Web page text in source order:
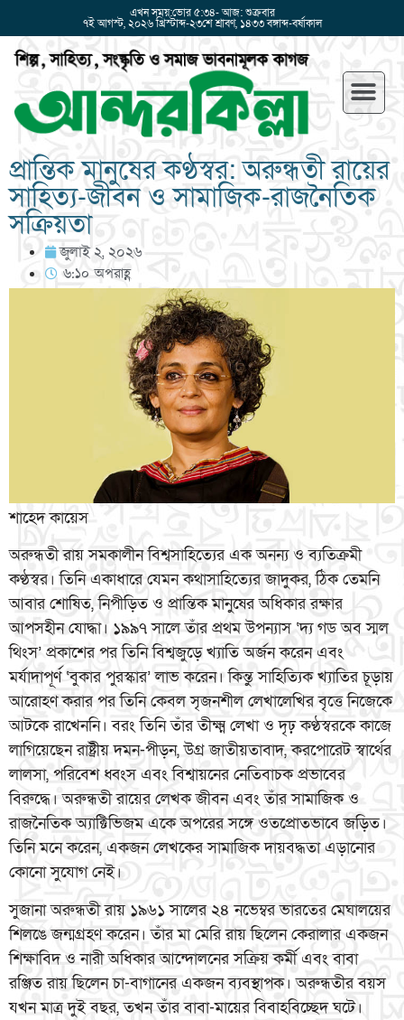
এখন সময়:ভোর ৫:৩৪- আজ: শুক্রবার
৭ই আগস্ট, ২০২৬ খ্রিস্টাব্দ-২৩শে শ্রাবণ, ১৪৩৩ বঙ্গাব্দ-বর্ষাকাল
প্রান্তিক মানুষের কণ্ঠস্বর: অরুন্ধতী রায়ের
সাহিত্য-জীবন ও সামাজিক-রাজনৈতিক
সক্রিয়তা
জুলাই ২, ২০২৬
৬:১০ অপরাহ্ণ
শাহেদ কায়েস
অরুন্ধতী রায় সমকালীন বিশ্বসাহিত্যের এক অনন্য ও ব্যতিক্রমী
কণ্ঠস্বর। তিনি একাধারে যেমন কথাসাহিত্যের জাদুকর, ঠিক তেমনি
আবার শোষিত, নিপীড়িত ও প্রান্তিক মানুষের অধিকার রক্ষার
আপসহীন যোদ্ধা। ১৯৯৭ সালে তাঁর প্রথম উপন্যাস ‘দ্য গড অব স্মল
থিংস’ প্রকাশের পর তিনি বিশ্বজুড়ে খ্যাতি অর্জন করেন এবং
মর্যাদাপূর্ণ ‘বুকার পুরস্কার’ লাভ করেন। কিন্তু সাহিত্যিক খ্যাতির চূড়ায়
আরোহণ করার পর তিনি কেবল সৃজনশীল লেখালেখির বৃত্তে নিজেকে
আটকে রাখেননি। বরং তিনি তাঁর তীক্ষ্ম লেখা ও দৃঢ় কণ্ঠস্বরকে কাজে
লাগিয়েছেন রাষ্ট্রীয় দমন-পীড়ন, উগ্র জাতীয়তাবাদ, করপোরেট স্বার্থের
লালসা, পরিবেশ ধ্বংস এবং বিশ্বায়নের নেতিবাচক প্রভাবের
বিরুদ্ধে। অরুন্ধতী রায়ের লেখক জীবন এবং তাঁর সামাজিক ও
রাজনৈতিক অ্যাক্টিভিজম একে অপরের সঙ্গে ওতপ্রোতভাবে জড়িত।
তিনি মনে করেন, একজন লেখকের সামাজিক দায়বদ্ধতা এড়ানোর
কোনো সুযোগ নেই।
সুজানা অরুন্ধতী রায় ১৯৬১ সালের ২৪ নভেম্বর ভারতের মেঘালয়ের
শিলঙে জন্মগ্রহণ করেন। তাঁর মা মেরি রায় ছিলেন কেরালার একজন
শিক্ষাবিদ ও নারী অধিকার আন্দোলনের সক্রিয় কর্মী এবং বাবা
রঞ্জিত রায় ছিলেন চা-বাগানের একজন ব্যবস্থাপক। অরুন্ধতীর বয়স
যখন মাত্র দুই বছর, তখন তাঁর বাবা-মায়ের বিবাহবিচ্ছেদ ঘটে।